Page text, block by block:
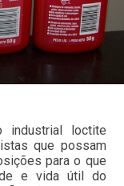
industrial loctite
que possam
para o que
e vida útil do